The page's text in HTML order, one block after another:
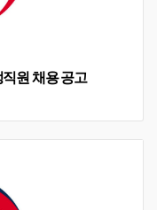
원 채용 공고